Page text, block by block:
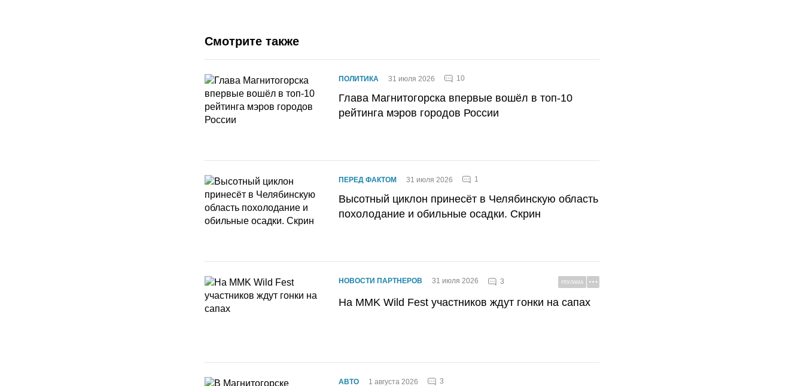
Смотрите также
ПОЛИТИКА 31 июля 2026 10
Глава Магнитогорска впервые вошёл в топ-10
рейтинга мэров городов России
ПЕРЕД ФАКТОМ 31 июля 2026 1
Высотный циклон принесёт в Челябинскую область
похолодание и обильные осадки. Скрин
НОВОСТИ ПАРТНЕРОВ 31 июля 2026 3 РЕКЛАМА
На MMK Wild Fest участников ждут гонки на сапах
АВТО 1 августа 2026 3